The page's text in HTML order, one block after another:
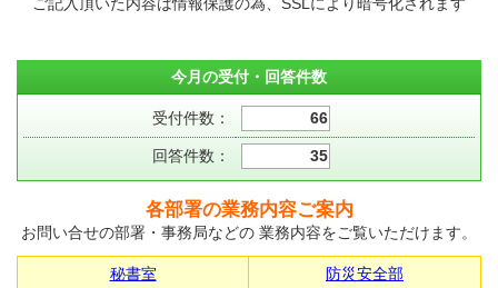
今月の受付・回答件数
受付件数： 66
回答件数： 35
各部署の業務内容ご案内
お問い合せの部署・事務局などの 業務内容をご覧いただけます。
秘書室
防災安全部